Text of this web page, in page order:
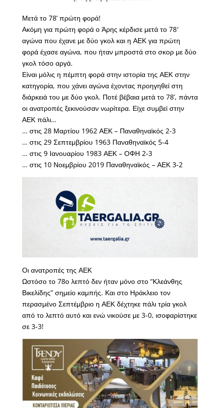
Μετά το 78’ πρώτη φορά!
Ακόμη για πρώτη φορά ο Άρης κέρδισε μετά το 78′
αγώνα που έχανε με δύο γκολ και η ΑΕΚ για πρώτη
φορά έχασε αγώνα, που ήταν μπροστά στο σκορ με δύο
γκολ τόσο αργά.
Είναι μόλις η πέμπτη φορά στην ιστορία της ΑΕΚ στην
κατηγορία, που χάνει αγώνα έχοντας προηγηθεί στη
διάρκειά του με δύο γκολ. Ποτέ βέβαια μετά το 78’, πάντα
οι ανατροπές ξεκινούσαν νωρίτερα. Είχε συμβεί στην
ΑΕΚ πάλι…
… στις 28 Μαρτίου 1962 ΑΕΚ – Παναθηναϊκός 2-3
… στις 29 Σεπτεμβρίου 1963 Παναθηναϊκός 5-4
… στις 9 Ιανουαρίου 1983 ΑΕΚ – ΟΦΗ 2-3
… στις 10 Νοεμβρίου 2019 Παναθηναϊκός – ΑΕΚ 3-2
Οι ανατροπές της ΑΕΚ
Ωστόσο το 78ο λεπτό δεν ήταν μόνο στο “Κλεάνθης
Βικελίδης” σημείο καμπής. Και στο Ηράκλειο τον
περασμένο Σεπτέμβριο η ΑΕΚ δέχτηκε πάλι τρία γκολ
από το λεπτό αυτό και ενώ νικούσε με 3-0, ισοφαρίστηκε
σε 3-3!